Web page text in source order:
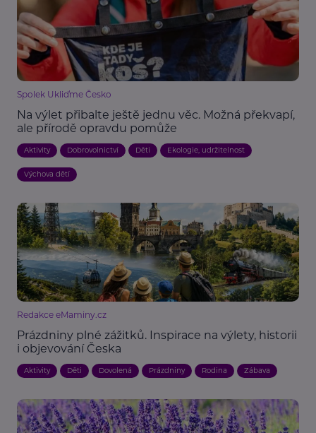
Spolek Ukliďme Česko
Na výlet přibalte ještě jednu věc. Možná překvapí,
ale přírodě opravdu pomůže
Aktivity Dobrovolnictví Děti Ekologie, udržitelnost
Výchova dětí
Redakce eMaminy.cz
Prázdniny plné zážitků. Inspirace na výlety, historii
i objevování Česka
Aktivity Děti Dovolená Prázdniny Rodina Zábava